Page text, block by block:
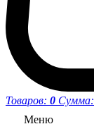
Товаров: 0 Сумма:
Меню